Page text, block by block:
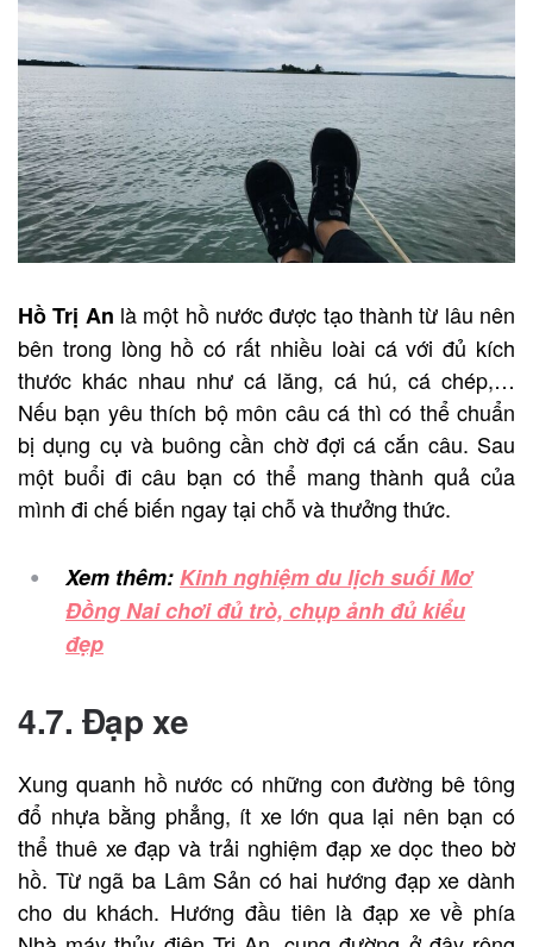
Hồ Trị An là một hồ nước được tạo thành từ lâu nên
bên trong lòng hồ có rất nhiều loài cá với đủ kích
thước khác nhau như cá lăng, cá hú, cá chép,…
Nếu bạn yêu thích bộ môn câu cá thì có thể chuẩn
bị dụng cụ và buông cần chờ đợi cá cắn câu. Sau
một buổi đi câu bạn có thể mang thành quả của
mình đi chế biến ngay tại chỗ và thưởng thức.
Xem thêm:Kinh nghiệm du lịch suối Mơ
Đồng Nai chơi đủ trò, chụp ảnh đủ kiểu
đẹp
4.7. Đạp xe
Xung quanh hồ nước có những con đường bê tông
đổ nhựa bằng phẳng, ít xe lớn qua lại nên bạn có
thể thuê xe đạp và trải nghiệm đạp xe dọc theo bờ
hồ. Từ ngã ba Lâm Sản có hai hướng đạp xe dành
cho du khách. Hướng đầu tiên là đạp xe về phía